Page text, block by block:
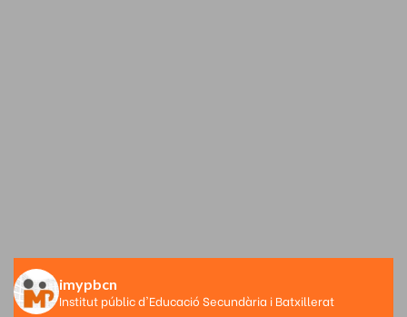
imypbcn
Institut públic d'Educació Secundària i Batxillerat